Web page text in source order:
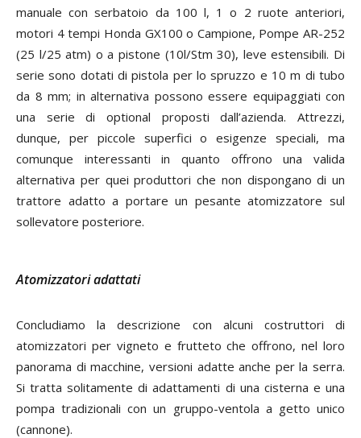
manuale con serbatoio da 100 l, 1 o 2 ruote anteriori,
motori 4 tempi Honda GX100 o Campione, Pompe AR-252
(25 l/25 atm) o a pistone (10l/Stm 30), leve estensibili. Di
serie sono dotati di pistola per lo spruzzo e 10 m di tubo
da 8 mm; in alternativa possono essere equipaggiati con
una serie di optional proposti dall’azienda. Attrezzi,
dunque, per piccole superfici o esigenze speciali, ma
comunque interessanti in quanto offrono una valida
alternativa per quei produttori che non dispongano di un
trattore adatto a portare un pesante atomizzatore sul
sollevatore posteriore.
Atomizzatori adattati
Concludiamo la descrizione con alcuni costruttori di
atomizzatori per vigneto e frutteto che offrono, nel loro
panorama di macchine, versioni adatte anche per la serra.
Si tratta solitamente di adattamenti di una cisterna e una
pompa tradizionali con un gruppo-ventola a getto unico
(cannone).